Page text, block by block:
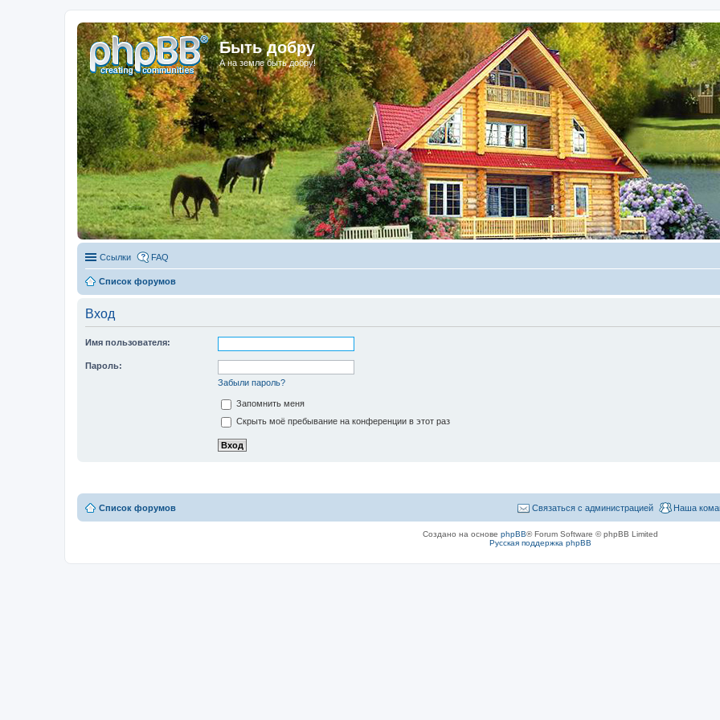
Быть добру
А на земле быть добру!
Ссылки FAQ
Список форумов
Вход
Имя пользователя:
Пароль:
Забыли пароль?
Запомнить меня
Скрыть моё пребывание на конференции в этот раз
Список форумов Наша
Связаться с администрацией
Создано на основе phpBB® Forum Software © phpBB Limited
Русская поддержка phpBB